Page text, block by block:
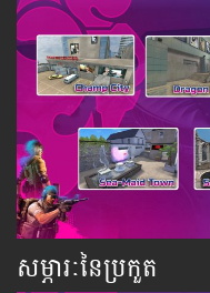
សម្ភារៈនៃប្រកួត